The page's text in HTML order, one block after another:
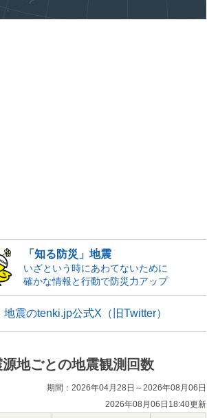
「知る防災」地震
いざという時にあわてないために
確かな情報と行動で防災力アップ
地震のtenki.jp公式X（旧Twitter）
源地ごとの地震観測回数
期間：2026年04月28日～2026年08月06日
2026年08月06日18:40更新